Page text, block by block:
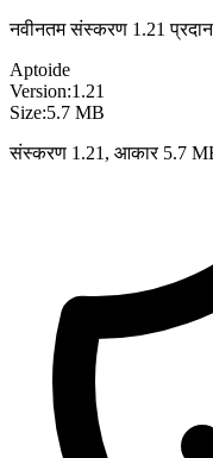
नवीनतम संस्करण 1.21
Aptoide
Version:1.21
Size:5.7 MB
संस्करण 1.21, आकार 5.7